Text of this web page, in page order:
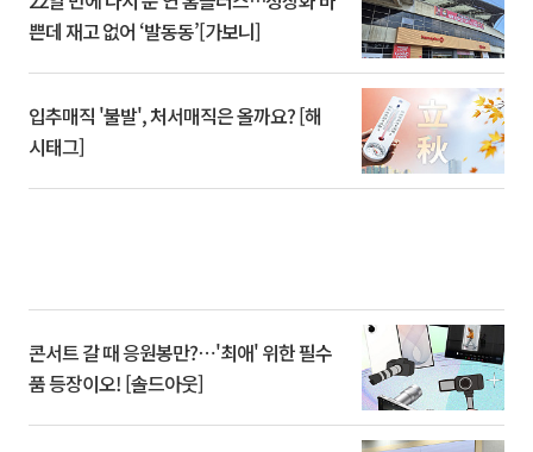
쁜데 재고 없어 ‘발동동’[가보니]
입추매직 '불발', 처서매직은 올까요? [해
시태그]
콘서트 갈 때 응원봉만?⋯'최애' 위한 필수
품 등장이오! [솔드아웃]